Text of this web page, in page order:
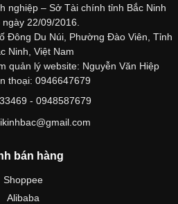
nghiệp – Sở Tài chính tỉnh Bắc Ninh
ngày 22/09/2016.
Đông Du Núi, Phường Đào Viên, Tỉnh
Ninh, Việt Nam
quản lý website: Nguyễn Văn Hiệp
thoại: 0946647679
- 0948587679
bán hàng
Shoppee
Alibaba